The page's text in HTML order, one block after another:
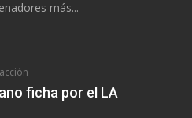
más...
ficha por el LA